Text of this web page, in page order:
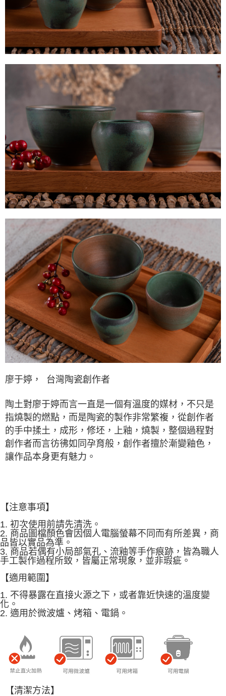
廖于婷， 台灣陶瓷創作者
陶土對廖于婷而言一直是一個有溫度的媒材，不只是
指燒製的燃點，而是陶瓷的製作非常繁複，從創作者
的手中揉土，成形，修坯，上釉，燒製，整個過程對
創作者而言彷彿如同孕育般，創作者擅於漸變釉色，
讓作品本身更有魅力。
【注意事項】
1. 初次使用前請先清洗。
2. 商品圖檔顏色會因個人電腦螢幕不同而有所差異，商
品皆以實品為準。
3. 商品若偶有小局部氣孔、流釉等手作痕跡，皆為職人
手工製作過程所致，皆屬正常現象，並非瑕疵。
【適用範圍】
1. 不得暴露在直接火源之下，或者靠近快速的溫度變
化。
2. 適用於微波爐、烤箱、電鍋。
【清潔方法】